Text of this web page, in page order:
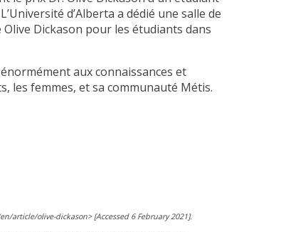
d’Alberta a dédié une salle de
Dickason pour les étudiants dans
aux connaissances et
les femmes, et sa communauté Métis.
article/olive-dickason> [Accessed 6 February 2021].